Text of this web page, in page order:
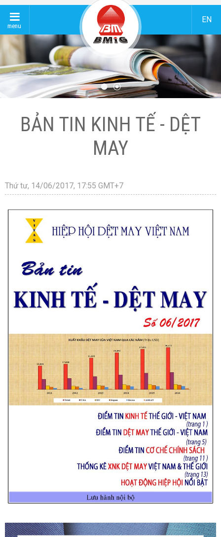
menu
EN
BẢN TIN KINH TẾ - DỆT
MAY
Thứ tư, 14/06/2017, 17:55 GMT+7